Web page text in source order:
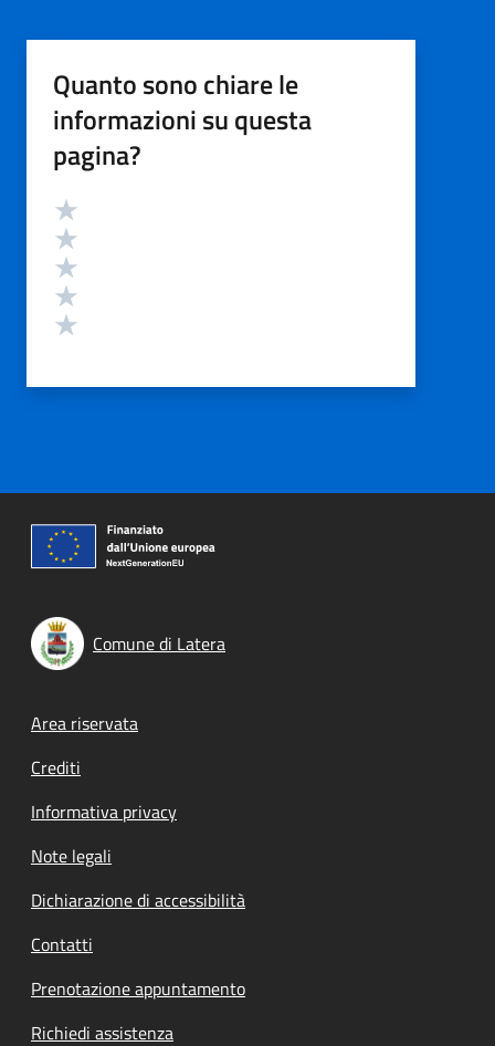
Quanto sono chiare le
informazioni su questa
pagina?
Valutazione
Comune di Latera
Footer menu
Area riservata
Crediti
Informativa privacy
Note legali
Dichiarazione di accessibilità
Contatti
Prenotazione appuntamento
Richiedi assistenza